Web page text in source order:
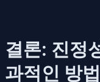
결론: 진정
과적인 방법